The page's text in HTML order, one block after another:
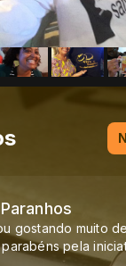
gostando muito
pela